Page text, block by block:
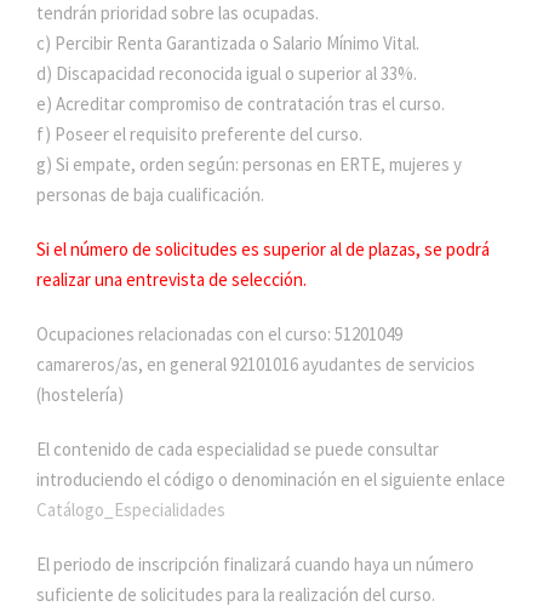
tendrán prioridad sobre las ocupadas.
c) Percibir Renta Garantizada o Salario Mínimo Vital.
d) Discapacidad reconocida igual o superior al 33%.
e) Acreditar compromiso de contratación tras el curso.
f) Poseer el requisito preferente del curso.
g) Si empate, orden según: personas en ERTE, mujeres y
personas de baja cualificación.
Si el número de solicitudes es superior al de plazas, se podrá
realizar una entrevista de selección.
Ocupaciones relacionadas con el curso: 51201049
camareros/as, en general 92101016 ayudantes de servicios
(hostelería)
El contenido de cada especialidad se puede consultar
introduciendo el código o denominación en el siguiente enlace
Catálogo_Especialidades
El periodo de inscripción finalizará cuando haya un número
suficiente de solicitudes para la realización del curso.